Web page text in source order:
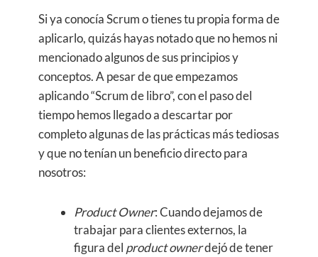
Si ya conocía Scrum o tienes tu propia forma de
aplicarlo, quizás hayas notado que no hemos ni
mencionado algunos de sus principios y
conceptos. A pesar de que empezamos
aplicando “Scrum de libro”, con el paso del
tiempo hemos llegado a descartar por
completo algunas de las prácticas más tediosas
y que no tenían un beneficio directo para
nosotros:
Product Owner: Cuando dejamos de
trabajar para clientes externos, la
figura del product ownerdejó de tener